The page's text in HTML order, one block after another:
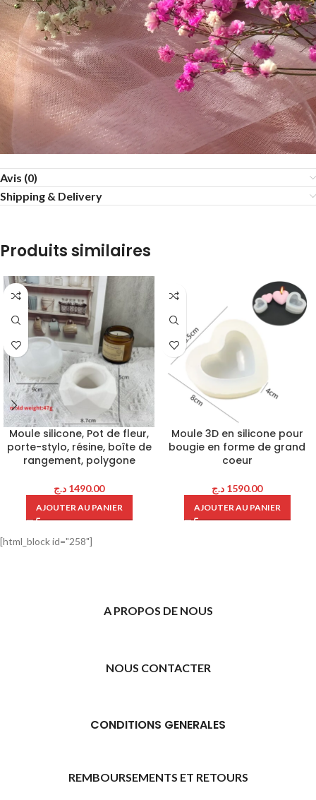
Avis (0)
Shipping & Delivery
Produits similaires
Moule silicone, Pot de fleur,
porte-stylo, résine, boîte de
rangement, polygone
1490.00 د.ج
AJOUTER AU PANIER
Moule 3D en silicone pour
bougie en forme de grand
coeur
1590.00 د.ج
AJOUTER AU PANIER
[html_block id="258"]
A PROPOS DE NOUS
NOUS CONTACTER
CONDITIONS GENERALES
REMBOURSEMENTS ET RETOURS